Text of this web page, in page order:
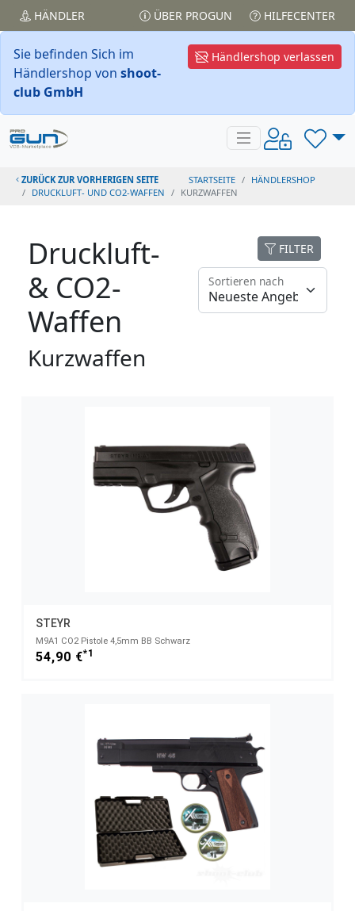
HÄNDLER ÜBER PROGUN HILFECENTER
Händlershop verlassen
Sie befinden Sich im
Händlershop von shoot-
club GmbH
ZURÜCK ZUR VORHERIGEN SEITE STARTSEITE
HÄNDLERSHOP
DRUCKLUFT- UND CO2-WAFFEN
KURZWAFFEN
Druckluft-
& CO2-
Waffen
Kurzwaffen
FILTER
Sortieren nach
STEYR
M9A1 CO2 Pistole 4,5mm BB Schwarz
54,90 €*1